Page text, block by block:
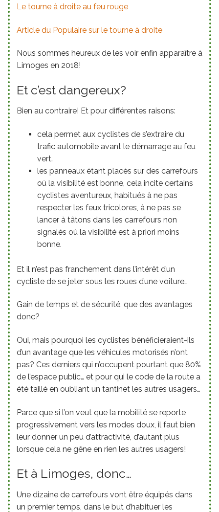
Le tourne à droite au feu rouge
Article du Populaire sur le tourne à droite
Nous sommes heureux de les voir enfin apparaître à
Limoges en 2018!
Et c’est dangereux?
Bien au contraire! Et pour différentes raisons:
cela permet aux cyclistes de s’extraire du
trafic automobile avant le démarrage au feu
vert.
les panneaux étant placés sur des carrefours
où la visibilité est bonne, cela incite certains
cyclistes aventureux, habitués à ne pas
respecter les feux tricolores, à ne pas se
lancer à tâtons dans les carrefours non
signalés où la visibilité est à priori moins
bonne.
Et il n’est pas franchement dans l’intérêt d’un
cycliste de se jeter sous les roues d’une voiture…
Gain de temps et de sécurité, que des avantages
donc?
Oui, mais pourquoi les cyclistes bénéficieraient-ils
d’un avantage que les véhicules motorisés n’ont
pas? Ces derniers qui n’occupent pourtant que 80%
de l’espace public… et pour qui le code de la route a
été taillé en oubliant un tantinet les autres usagers…
Parce que si l’on veut que la mobilité se reporte
progressivement vers les modes doux, il faut bien
leur donner un peu d’attractivité, d’autant plus
lorsque cela ne gêne en rien les autres usagers!
Et à Limoges, donc…
Une dizaine de carrefours vont être équipés dans
un premier temps, dans le but d’habituer les